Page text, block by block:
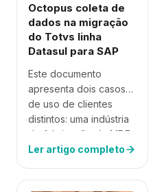
Octopus coleta de
dados na migração
do Totvs linha
Datasul para SAP
Este documento
apresenta dois casos
de uso de clientes
distintos: uma indústria
de fabricação de MDF
sediada em Curitiba e
Itapoá….
Ler artigo completo